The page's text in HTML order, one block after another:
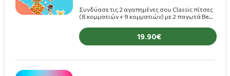
Συνδύασε τις 2 αγαπημένες σου Classic πίτσες
(8 κομματιών + 9 κομματιών) με 2 παγωτά Ben
Premium)
19.90